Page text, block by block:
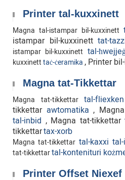
Printer tal-kuxxinett
Magna tal-istampar bil-kuxxinett
istampar bil-kuxxinett tat-
istampar bil-kuxxinett tal-
kuxxinetttaċ-ċeramika, Printer
Magna tat-Tikkettar
Magna tat-tikkettar tal-
tikkettar awtomatika ,
tal-inbid , Magna tat-tikkettar
tikkettartax-xorb
Magna tat-tikkettar tal-kaxxi
tat-tikkettartal-kontenituri
Printer Offset Niexef